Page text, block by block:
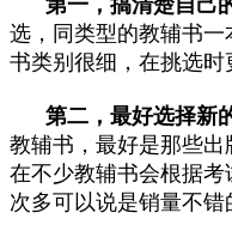
第一，搞清楚自己
选，同类型的教辅书
书类别很细，在挑选时
第二，最好选择新
教辅书，最好是那些
在不少教辅书会根据
次多可以说是销量不错